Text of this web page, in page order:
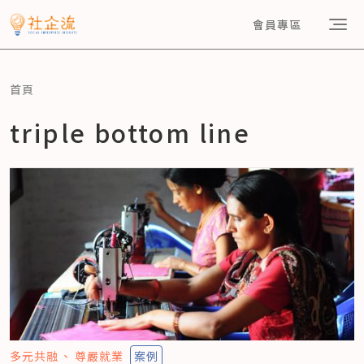
會員專區
首頁
triple bottom line
多元共融 尊嚴就業 案例